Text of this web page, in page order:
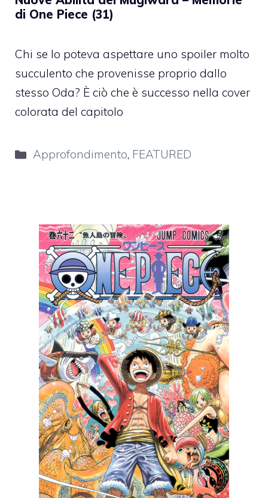
di One Piece (31)
Chi se lo poteva aspettare uno spoiler molto
succulento che provenisse proprio dallo
stesso Oda? È ciò che è successo nella cover
colorata del capitolo
Categorie
Approfondimento, FEATURED